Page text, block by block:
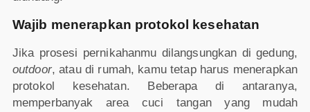
Wajib menerapkan protokol kesehatan
Jika prosesi pernikahanmu dilangsungkan di gedung,
outdoor, atau di rumah, kamu tetap harus menerapkan
protokol kesehatan. Beberapa di antaranya,
memperbanyak area cuci tangan yang mudah